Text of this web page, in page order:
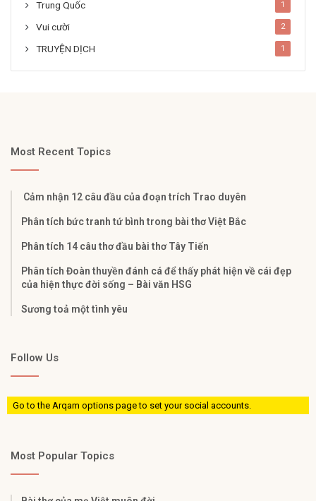
Trung Quốc 1
Vui cười 2
TRUYỆN DỊCH 1
Most Recent Topics
Cảm nhận 12 câu đầu của đoạn trích Trao duyên
Phân tích bức tranh tứ bình trong bài thơ Việt Bắc
Phân tích 14 câu thơ đầu bài thơ Tây Tiến
Phân tích Đoàn thuyền đánh cá để thấy phát hiện về cái đẹp
của hiện thực đời sống – Bài văn HSG
Sương toả một tình yêu
Follow Us
Go to the Arqam options page to set your social accounts.
Most Popular Topics